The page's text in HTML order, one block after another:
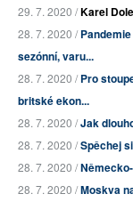
29. 7. 2020 /Karel
28. 7. 2020 /
sezónní, varu...
28. 7. 2020 /Pro
britské ekon...
28. 7. 2020 /Jak
28. 7. 2020 /Spěchej
28. 7. 2020 /
28. 7. 2020 /Moskva